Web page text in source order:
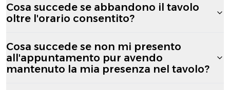
Cosa succede se abbandono il tavolo
oltre l'orario consentito?
Cosa succede se non mi presento
all'appuntamento pur avendo
mantenuto la mia presenza nel tavolo?